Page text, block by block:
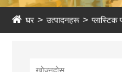
घर उत्पादनहरू प्लास्टिक